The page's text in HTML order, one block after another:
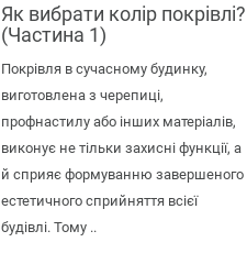
Як вибрати колір покрівлі?
(Частина 1)
Покрівля в сучасному будинку,
виготовлена з черепиці,
профнастилу або інших матеріалів,
виконує не тільки захисні функції, а
й сприяє формуванню завершеного
естетичного сприйняття всієї
будівлі. Тому ..